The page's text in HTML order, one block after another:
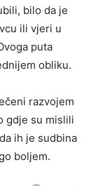
bilo da je
ili vjeri u
puta
obliku.
razvojem
gdje su mislili
ih je sudbina
boljem.